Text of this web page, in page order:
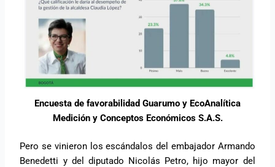
Encuesta de favorabilidad Guarumo y EcoAnalítica
Medición y Conceptos Económicos S.A.S.
Pero se vinieron los escándalos del embajador Armando
Benedetti y del diputado Nicolás Petro, hijo mayor del